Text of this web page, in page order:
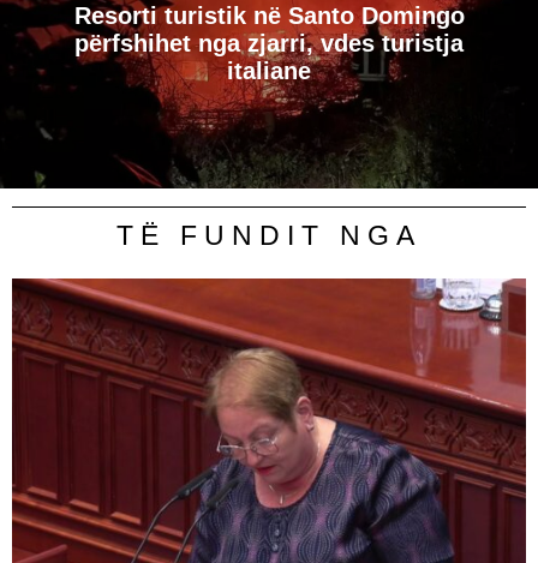
Resorti turistik në Santo Domingo
përfshihet nga zjarri, vdes turistja
italiane
TË FUNDIT NGA